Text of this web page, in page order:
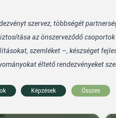
szervez, többségét
az önszerveződő
szemléket –, készséget
éltető rendezvényeket
Képzések Összes